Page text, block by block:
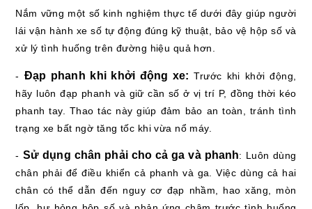
Nắm vững một số kinh nghiệm thực tế dưới đây giúp người
lái vận hành xe số tự động đúng kỹ thuật, bảo vệ hộp số và
xử lý tình huống trên đường hiệu quả hơn.
- Đạp phanh khi khởi động xe: Trước khi khởi động,
hãy luôn đạp phanh và giữ cần số ở vị trí P, đồng thời kéo
phanh tay. Thao tác này giúp đảm bảo an toàn, tránh tình
trạng xe bất ngờ tăng tốc khi vừa nổ máy.
- Sử dụng chân phải cho cả ga và phanh: Luôn dùng
chân phải để điều khiển cả phanh và ga. Việc dùng cả hai
chân có thể dẫn đến nguy cơ đạp nhầm, hao xăng, mòn